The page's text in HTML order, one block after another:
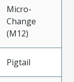
Micro-
Change
(M12)
Pigtail